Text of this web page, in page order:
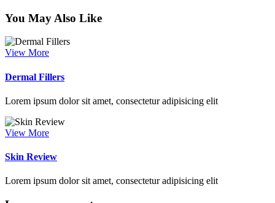
You May Also Like
View More
Dermal Fillers
Lorem ipsum dolor sit amet, consectetur adipisicing elit
View More
Skin Review
Lorem ipsum dolor sit amet, consectetur adipisicing elit